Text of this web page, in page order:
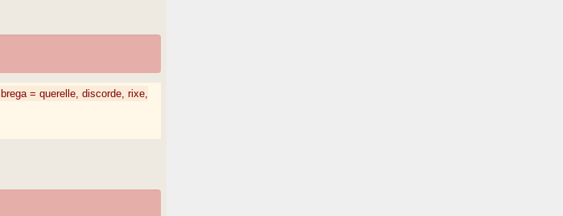
brega = querelle, discorde, rixe,